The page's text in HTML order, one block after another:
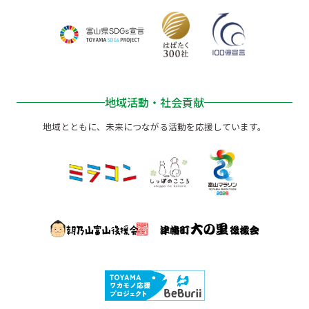
地域活動・社会貢献
地域とともに、未来につながる活動を応援しています。